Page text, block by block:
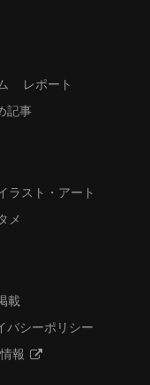
レポート
記事
ラスト・アート
メ
載
バシーポリシー
報